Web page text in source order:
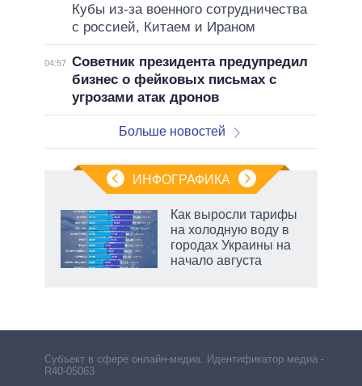
Кубы из-за военного сотрудничества
с россией, Китаем и Ираном
04:57 Советник президента предупредил
бизнес о фейковых письмах с
угрозами атак дронов
Больше новостей
ИНФОГРАФИКА
Как выросли тарифы
на холодную воду в
городах Украины на
начало августа
Субъект в сфере онлайн-медиа. Идентификатор медиа –
R40-05063